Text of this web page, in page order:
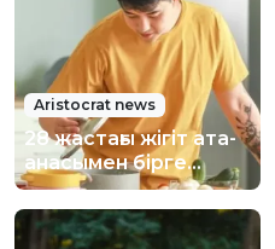
Aristocrat news
28 жастағы жігіт ата-
анасымен бірге
тұрып, миллиондап
ақша тапқан